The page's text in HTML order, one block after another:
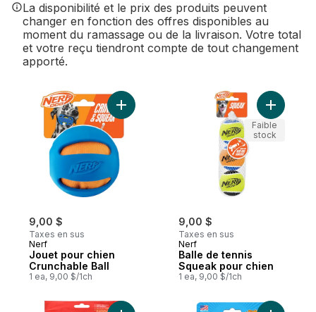
La disponibilité et le prix des produits peuvent
changer en fonction des offres disponibles au
moment du ramassage ou de la livraison. Votre total
et votre reçu tiendront compte de tout changement
apporté.
9,00 $
Taxes en sus
Nerf
Jouet pour chien
Crunchable Ball
1 ea, 9,00 $/1ch
Ajouter Jouet pour chien Crunchable Ball
9,00 $
Taxes en sus
Nerf
Balle de tennis
Squeak pour chien
1 ea, 9,00 $/1ch
Ajouter
Faible
stock